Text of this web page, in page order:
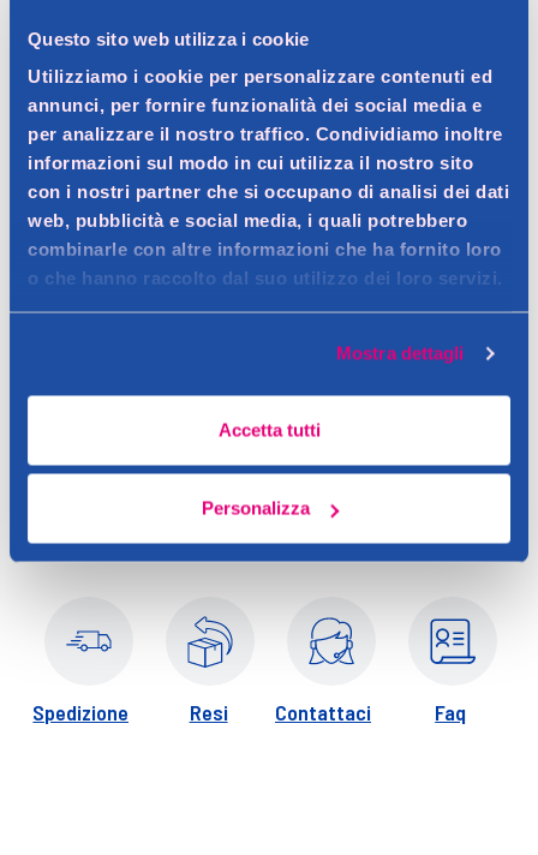
Questo sito web utilizza i cookie
Utilizziamo i cookie per personalizzare contenuti ed
annunci, per fornire funzionalità dei social media e
per analizzare il nostro traffico. Condividiamo inoltre
informazioni sul modo in cui utilizza il nostro sito
con i nostri partner che si occupano di analisi dei dati
web, pubblicità e social media, i quali potrebbero
combinarle con altre informazioni che ha fornito loro
o che hanno raccolto dal suo utilizzo dei loro servizi.
Mostra dettagli
Accetta tutti
Personalizza
Descrizione
Fragranza dolce e floreale per bambine
Contatto del produttore
Eau de toilette ispirata a Hello Kitty, caratterizzata da note
fruttate di mela, ciliegia e cocco, unite a un cuore floreale di
magnolia e violetta. Il profumo è completato da un fondo
gourmand di praline, vaniglia e muschio, ideale per un uso
Mela, ciliegia, cocco, magnolia, violetta, praline, vaniglia,
muschio.
Infiammabile. Tenere lontano da fiamme libere. Non adatto a
Spruzzare una piccola quantità su polsi o dietro le orecchie.
Spedizione Resi Contattaci Faq